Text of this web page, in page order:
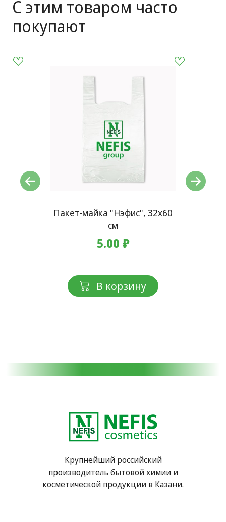
С этим товаром часто
покупают
Пакет-майка "Нэфис", 32x60
см
5.00 ₽
В корзину
Крупнейший российский
производитель бытовой химии и
косметической продукции в Казани.